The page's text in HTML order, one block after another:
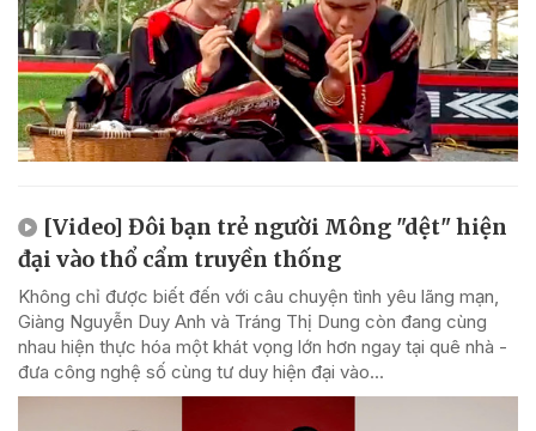
[Video] Đôi bạn trẻ người Mông "dệt" hiện
đại vào thổ cẩm truyền thống
Không chỉ được biết đến với câu chuyện tình yêu lãng mạn,
Giàng Nguyễn Duy Anh và Tráng Thị Dung còn đang cùng
nhau hiện thực hóa một khát vọng lớn hơn ngay tại quê nhà -
đưa công nghệ số cùng tư duy hiện đại vào...